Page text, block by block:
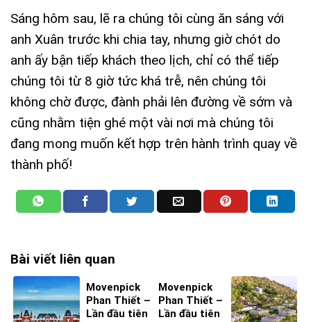
Sáng hôm sau, lẽ ra chúng tôi cùng ăn sáng với
anh Xuân trước khi chia tay, nhưng giờ chót do
anh ấy bận tiếp khách theo lịch, chỉ có thể tiếp
chúng tôi từ 8 giờ tức khá trễ, nên chúng tôi
không chờ được, đành phải lên đường về sớm và
cũng nhằm tiện ghé một vài nơi mà chúng tôi
đang mong muốn kết hợp trên hành trình quay về
thành phố!
Bài viết liên quan
Movenpick
Phan Thiết –
Lần đầu tiên
Movenpick
Phan Thiết –
Lần đầu tiên